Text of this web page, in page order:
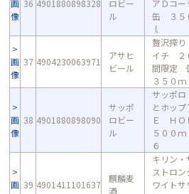
画
像
36 4901880898328
ロビー
ル
アＤコ
缶 ３５
ｌ
画
像
37 4904230063971
アサヒ
ビール
贅沢搾
イチ ２
間限定
３５０ｍ
画
像
38 4901880898090
サッポ
ロビー
ル
サッポ
とホップ
Ｅ Ｈ
５００
６
画 39 4901411101637
麒麟麦
酒
キリン・
ストロン
ワイトサ